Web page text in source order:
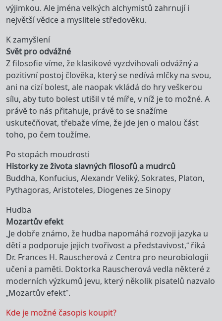
výjimkou. Ale jména velkých alchymistů zahrnují i
největší vědce a myslitele středověku.
K zamyšlení
Svět pro odvážné
Z filosofie víme, že klasikové vyzdvihovali odvážný a
pozitivní postoj člověka, který se nedívá mlčky na svou,
ani na cizí bolest, ale naopak vkládá do hry veškerou
sílu, aby tuto bolest utišil v té míře, v níž je to možné. A
právě to nás přitahuje, právě to se snažíme
uskutečňovat, třebaže víme, že jde jen o malou část
toho, po čem toužíme.
Po stopách moudrosti
Historky ze života slavných filosofů a mudrců
Buddha, Konfucius, Alexandr Veliký, Sokrates, Platon,
Pythagoras, Aristoteles, Diogenes ze Sinopy
Hudba
Mozartův efekt
„Je dobře známo, že hudba napomáhá rozvoji jazyka u
dětí a podporuje jejich tvořivost a představivost,“ říká
Dr. Frances H. Rauscherová z Centra pro neurobiologii
učení a paměti. Doktorka Rauscherová vedla některé z
moderních výzkumů jevu, který několik pisatelů nazvalo
„Mozartův efekt“.
Kde je možné časopis koupit?